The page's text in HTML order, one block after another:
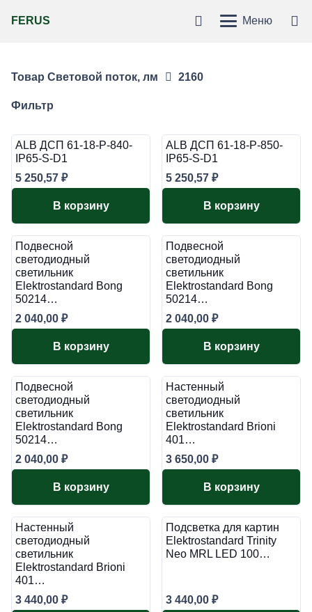
FERUS Меню
Товар Световой поток, лм 2160
Фильтр
ALB ДСП 61-18-P-840-
IP65-S-D1
5 250,57 ₽
В корзину
ALB ДСП 61-18-P-850-
IP65-S-D1
5 250,57 ₽
В корзину
Подвесной
светодиодный
светильник
Elektrostandard Bong
50214…
2 040,00 ₽
В корзину
Подвесной
светодиодный
светильник
Elektrostandard Bong
50214…
2 040,00 ₽
В корзину
Подвесной
светодиодный
светильник
Elektrostandard Bong
50214…
2 040,00 ₽
В корзину
Настенный
светодиодный
светильник
Elektrostandard Brioni
401…
3 650,00 ₽
В корзину
Настенный
светодиодный
светильник
Elektrostandard Brioni
401…
3 440,00 ₽
Подсветка для картин
Elektrostandard Trinity
Neo MRL LED 100…
3 440,00 ₽